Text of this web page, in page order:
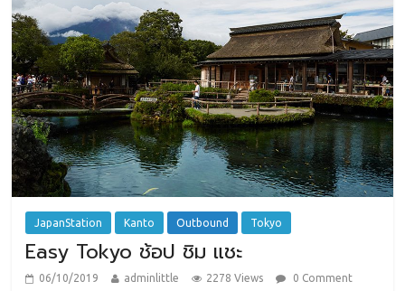
JapanStation Kanto Outbound Tokyo
Easy Tokyo ช้อป ชิม แชะ
06/10/2019 adminlittle 2278 Views
0 Comment